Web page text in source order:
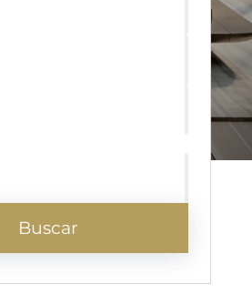
Buscar